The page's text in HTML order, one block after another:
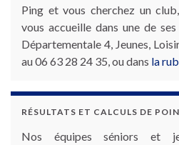
Ping et vous cherchez un
vous accueille dans une de
Départementale 4, Jeunes,
au 06 63 28 24 35, ou dans la
RÉSULTATS ET CALCULS DE
Nos équipes séniors et